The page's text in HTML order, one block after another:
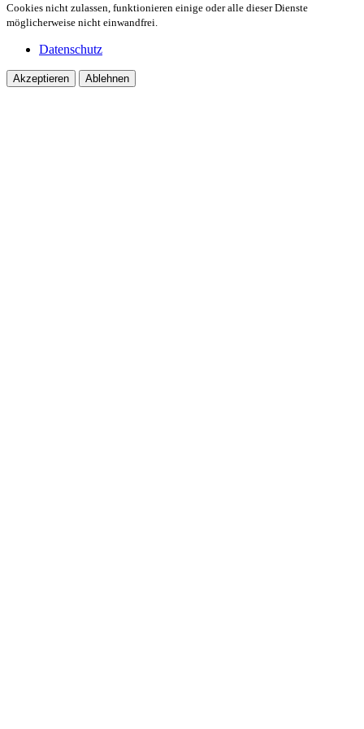
Cookies nicht zulassen, funktionieren einige oder alle dieser Dienste
möglicherweise nicht einwandfrei.
Datenschutz
Akzeptieren Ablehnen